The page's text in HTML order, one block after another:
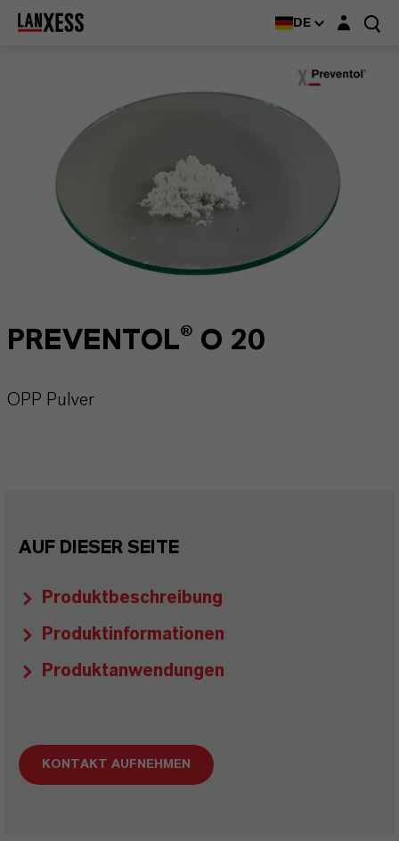
DE Login-Maske
PREVENTOL® O 20
OPP Pulver
AUF DIESER SEITE
Produktbeschreibung
Produktinformationen
Produktanwendungen
KONTAKT AUFNEHMEN